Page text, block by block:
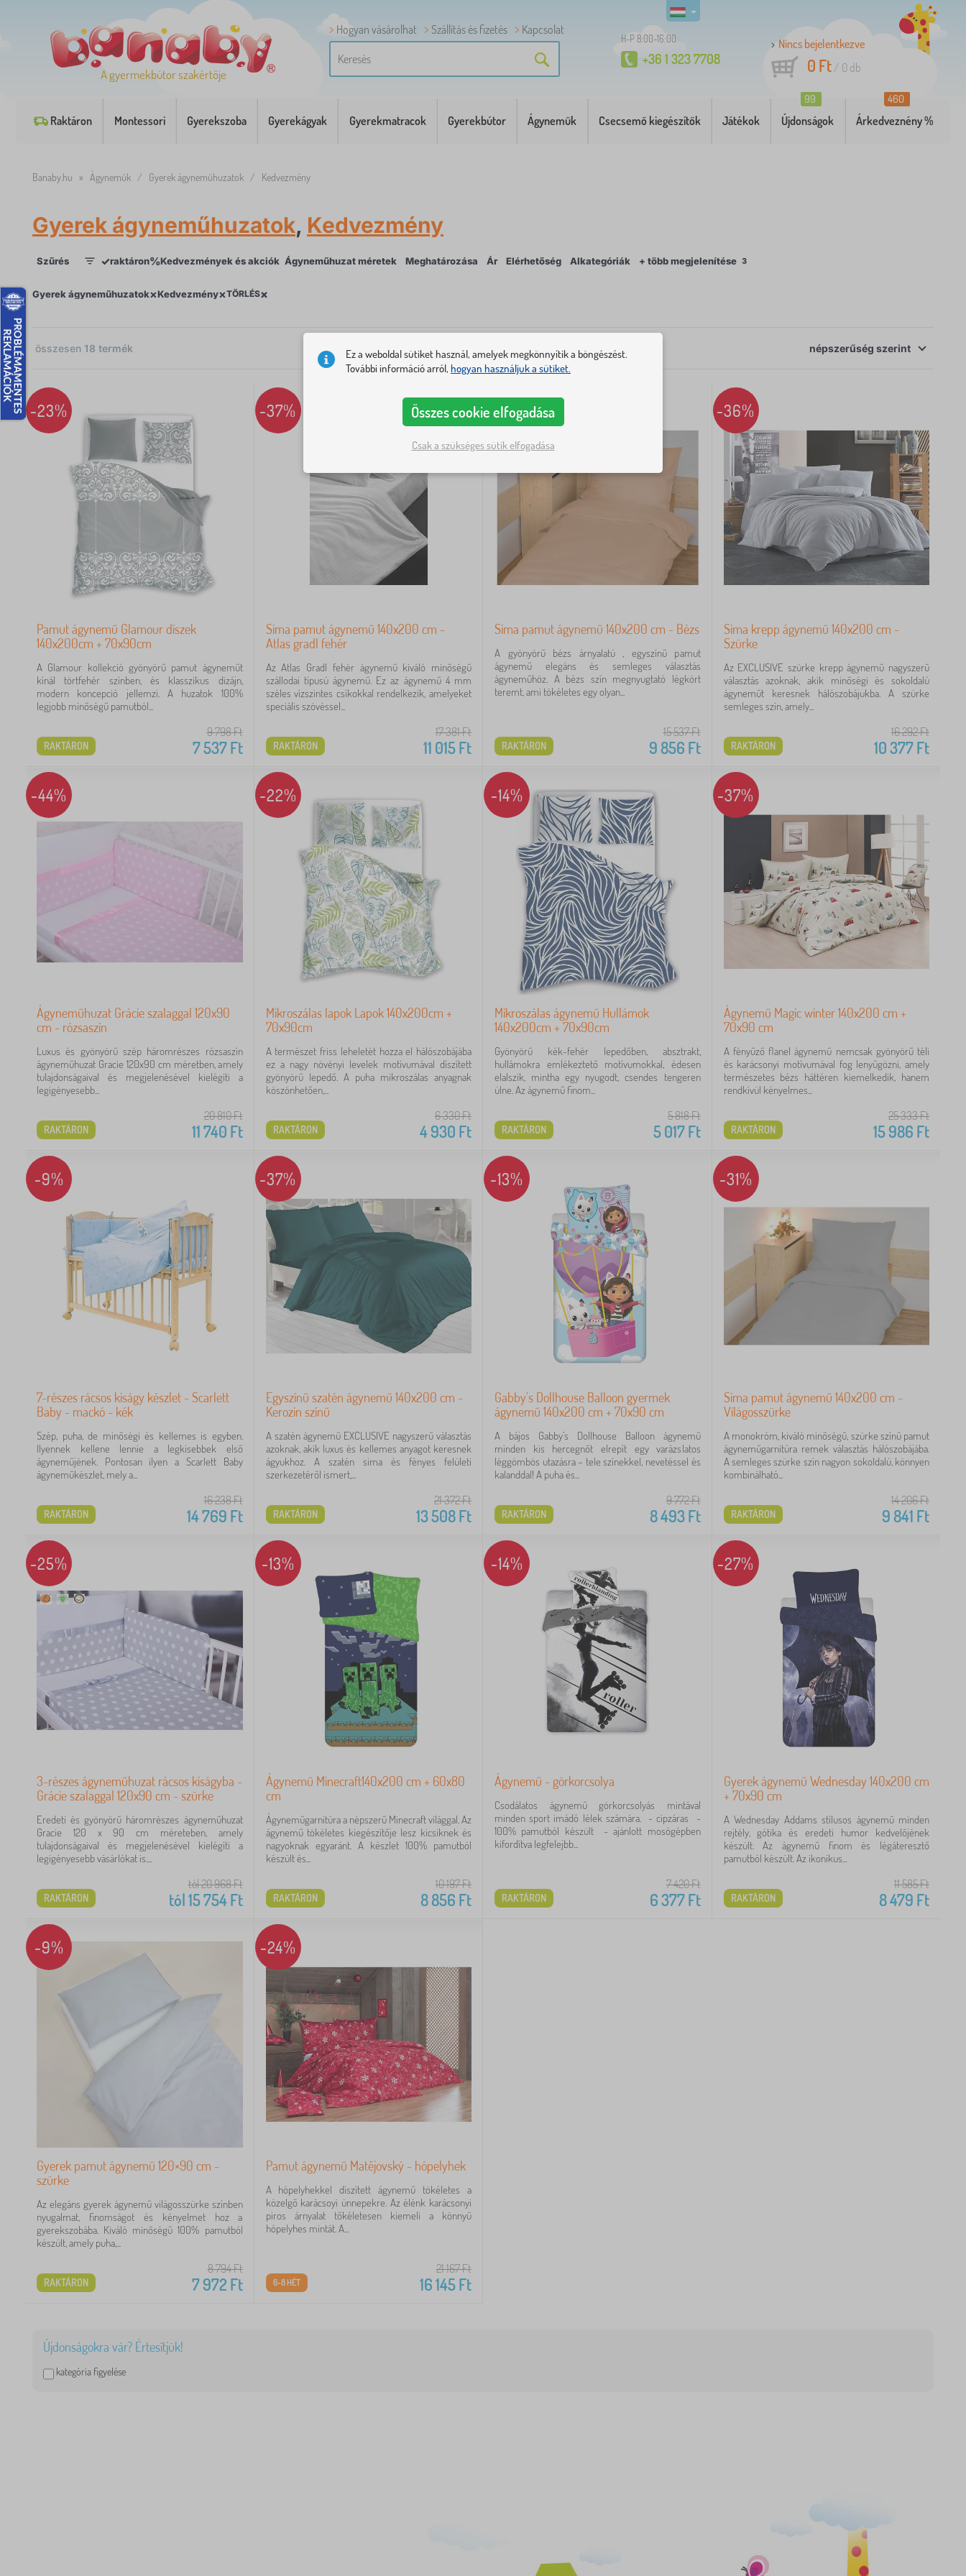
A gyermekbútor szakértője
Hogyan vásárolhat Szállítás és fizetés Kapcsolat
H-P 8:00-16:00
+36 1 323 7708
Nincs bejelentkezve
0 Ft/ 0 db
Raktáron Montessori Gyerekszoba Gyerekágyak Gyerekmatracok Gyerekbútor Ágyneműk Csecsemő kiegészítők Játékok Újdonságok
99
Árkedveznény %
460
Banaby.hu » Ágyneműk / Gyerek ágyneműhuzatok / Kedvezmény
Gyerek ágyneműhuzatok, Kedvezmény
Szűrés ✓raktáron%Kedvezmények és akciók Ágyneműhuzat méretek Meghatározása Ár Elérhetőség Alkategóriák + több megjelenítése 3
11
3
Gyerek ágyneműhuzatok×Kedvezmény×TÖRLÉS×
összesen 18 termék
népszerűség
-23%
Pamut ágynemű Glamour díszek
140x200cm + 70x90cm
A Glamour kollekció gyönyörű pamut ágyneműt
kínál törtfehér színben, és klasszikus dizájn,
modern koncepció jellemzi. A huzatok 100%
legjobb minőségű pamutból...
9 798Ft
7 537Ft
RAKTÁRON
-37%
Sima pamut ágynemű 140x200 cm -
Atlas gradl fehér
Az Atlas Gradl fehér ágynemű kiváló minőségű
szállodai típusú ágynemű. Ez az ágynemű 4 mm
széles vízszintes csíkokkal rendelkezik, amelyeket
speciális szövéssel...
17 381Ft
11 015Ft
RAKTÁRON
-37%
Sima pamut ágynemű 140x200 cm - Bézs
A gyönyörű bézs árnyalatú , egyszínű pamut
ágynemű elegáns és semleges választás
ágyneműhöz. A bézs szín megnyugtató légkört
teremt, ami tökéletes egy olyan...
15 537Ft
9 856 Ft
RAKTÁRON
-36%
Sima krepp ágynemű 140x200 cm -
Szürke
Az EXCLUSIVE szürke krepp ágynemű nagyszerű
választás azoknak, akik minőségi és sokoldalú
ágyneműt keresnek hálószobájukba. A szürke
semleges szín, amely...
16 292Ft
10 377Ft
RAKTÁRON
-44%
Ágyneműhuzat Grácie szalaggal 120x90
cm - rózsaszín
Luxus és gyönyörű szép háromrészes rózsaszín
ágyneműhuzat Gracie 120x90 cm méretben, amely
tulajdonságaival és megjelenésével kielégíti a
legigényesebb...
20 810Ft
11 740 Ft
RAKTÁRON
-22%
Mikroszálas lapok Lapok 140x200cm +
70x90cm
A természet friss leheletét hozza el hálószobájába
ez a nagy növényi levelek motívumával díszített
gyönyörű lepedő. A puha mikroszálas anyagnak
köszönhetően,...
6 330Ft
4 930 Ft
RAKTÁRON
-14%
Mikroszálas ágynemű Hullámok
140x200cm + 70x90cm
Gyönyörű kék-fehér lepedőben, absztrakt,
hullámokra emlékeztető motívumokkal, édesen
elalszik, mintha egy nyugodt, csendes tengeren
ülne. Az ágynemű finom...
5 818Ft
5 017Ft
RAKTÁRON
-37%
Ágynemű Magic winter 140x200 cm +
70x90 cm
A fényűző flanel ágynemű nemcsak gyönyörű téli
és karácsonyi motívumával fog lenyűgözni, amely
természetes bézs háttéren kiemelkedik, hanem
rendkívül kényelmes...
25 333Ft
15 986 Ft
RAKTÁRON
-9%
7-részes rácsos kiságy készlet - Scarlett
Baby - mackó - kék
Szép, puha, de minőségi és kellemes is egyben.
Ilyennek kellene lennie a legkisebbek első
ágyneműjének. Pontosan ilyen a Scarlett Baby
ágyneműkészlet, mely a...
16 238Ft
14 769 Ft
RAKTÁRON
-37%
Egyszínű szatén ágynemű 140x200 cm -
Kerozin színű
A szatén ágynemű EXCLUSIVE nagyszerű választás
azoknak, akik luxus és kellemes anyagot keresnek
ágyukhoz. A szatén sima és fényes felületi
szerkezetéről ismert,...
21 372Ft
13 508Ft
RAKTÁRON
-13%
Gabby's Dollhouse Balloon gyermek
ágynemű 140x200 cm + 70x90 cm
A bájos Gabby’s Dollhouse Balloon ágynemű
minden kis hercegnőt elrepít egy varázslatos
léggömbös utazásra – tele színekkel, nevetéssel és
kalanddal! A puha és...
9 772Ft
8 493Ft
RAKTÁRON
-31%
Sima pamut ágynemű 140x200 cm -
Világosszürke
A monokróm, kiváló minőségű, szürke színű pamut
ágyneműgarnitúra remek választás hálószobájába.
A semleges szürke szín nagyon sokoldalú, könnyen
kombinálható...
14 206Ft
9 841 Ft
RAKTÁRON
-25%
3-részes ágyneműhuzat rácsos kiságyba -
Grácie szalaggal 120x90 cm - szürke
Eredeti és gyönyörű háromrészes ágyneműhuzat
Gracie 120 x 90 cm méreteben, amely
tulajdonságaival és megjelenésével kielégíti a
legigényesebb vásárlókat is....
tól 20 968Ft
tól15 754Ft
RAKTÁRON
-13%
Ágynemű Minecraft140x200 cm + 60x80
cm
Ágyneműgarnitúra a népszerű Minecraft világgal. Az
ágynemű tökéletes kiegészítője lesz kicsiknek és
nagyoknak egyaránt. A készlet 100% pamutból
készült és...
10 197Ft
8 856 Ft
RAKTÁRON
-14%
Ágynemű - görkorcsolya
Csodálatos ágynemű görkorcsolyás mintával
minden sport imádó lélek számára. - cipzáras -
100% pamutból készült - ajánlott mosógépben
kifordítva legfelejbb...
7 420Ft
6 377Ft
RAKTÁRON
-27%
Gyerek ágynemű Wednesday 140x200 cm
+ 70x90 cm
A Wednesday Addams stílusos ágynemű minden
rejtély, gótika és eredeti humor kedvelőjének
készült. Az ágynemű finom és légáteresztő
pamutból készült. Az ikonikus...
11 585Ft
8 479 Ft
RAKTÁRON
-9%
Gyerek pamut ágynemű 120×90 cm -
szürke
Az elegáns gyerek ágynemű világosszürke színben
nyugalmat, finomságot és kényelmet hoz a
gyerekszobába. Kiváló minőségű 100% pamutból
készült, amely puha,...
8 794Ft
7 972 Ft
RAKTÁRON
-24%
Pamut ágynemű Matějovský - hópelyhek
A hópelyhekkel díszített ágynemű tökéletes a
közelgő karácsoyi ünnepekre. Az élénk karácsonyi
piros árnyalat tőkéletesen kiemeli a könnyű
hópelyhes mintát. A...
21 167Ft
16 145Ft
6-8 HÉT
Újdonságokra vár? Értesítjük!
kategória figyelése
Ez a weboldal sütiket használ, amelyek megkönnyítik a böngészést.
További információ arról, hogyan használjuk a sütiket.
Összes cookie elfogadása
Csak a szükséges sütik elfogadása